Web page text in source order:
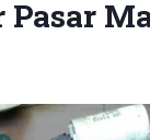
Pasar